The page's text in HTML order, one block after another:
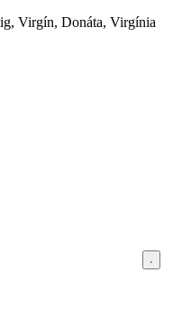
Virgín, Donáta, Virgínia